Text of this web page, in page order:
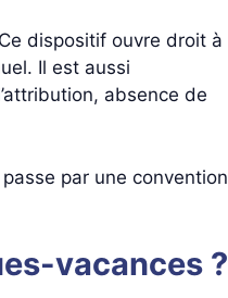
dispositif ouvre droit à
Il est aussi
absence de
par une convention
vacances ?